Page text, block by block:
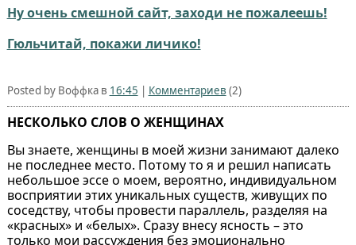
Ну очень смешной сайт, заходи не пожалеешь!
Гюльчитай, покажи личико!
Posted by Воффка в 16:45 | Комментариев (2)
НЕСКОЛЬКО СЛОВ О ЖЕНЩИНАХ
Вы знаете, женщины в моей жизни занимают далеко
не последнее место. Потому то я и решил написать
небольшое эссе о моем, вероятно, индивидуальном
восприятии этих уникальных существ, живущих по
соседству, чтобы провести параллель, разделяя на
«красных» и «белых». Сразу внесу ясность – это
только мои рассуждения без эмоционально